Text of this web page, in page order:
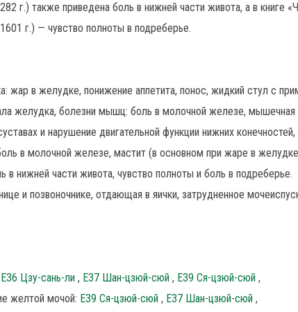
г.) также приведена боль в нижней части живота, а в
г.) — чувство полноты в подреберье.
жар в желудке, понижение аппетита, понос, жидкий стул с
желудка, болезни мышц: боль в молочной железе, мышечная
и нарушение двигательной функции нижних
в молочной железе, мастит (в основном при жаре в
в нижней части живота, чувство полноты и боль в подреберье.
и позвоночнике, отдающая в яички, затрудненное
E36 Цзу-сань-ли , E37 Шан-цзюй-сюй , E39 Ся-цзюй-сюй ,
желтой мочой: E39 Ся-цзюй-сюй , E37 Шан-цзюй-сюй ,